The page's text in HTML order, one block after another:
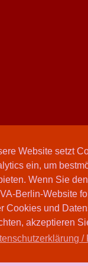
Website setzt
ein, um
Wenn Sie
Berlin-Website
Cookies und
akzeptieren
/